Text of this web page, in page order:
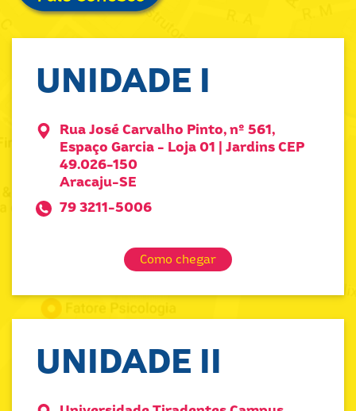
UNIDADE I
Rua José Carvalho Pinto, nº 561,
Espaço Garcia - Loja 01 | Jardins CEP
49.026-150
Aracaju-SE
79 3211-5006
Como chegar
UNIDADE II